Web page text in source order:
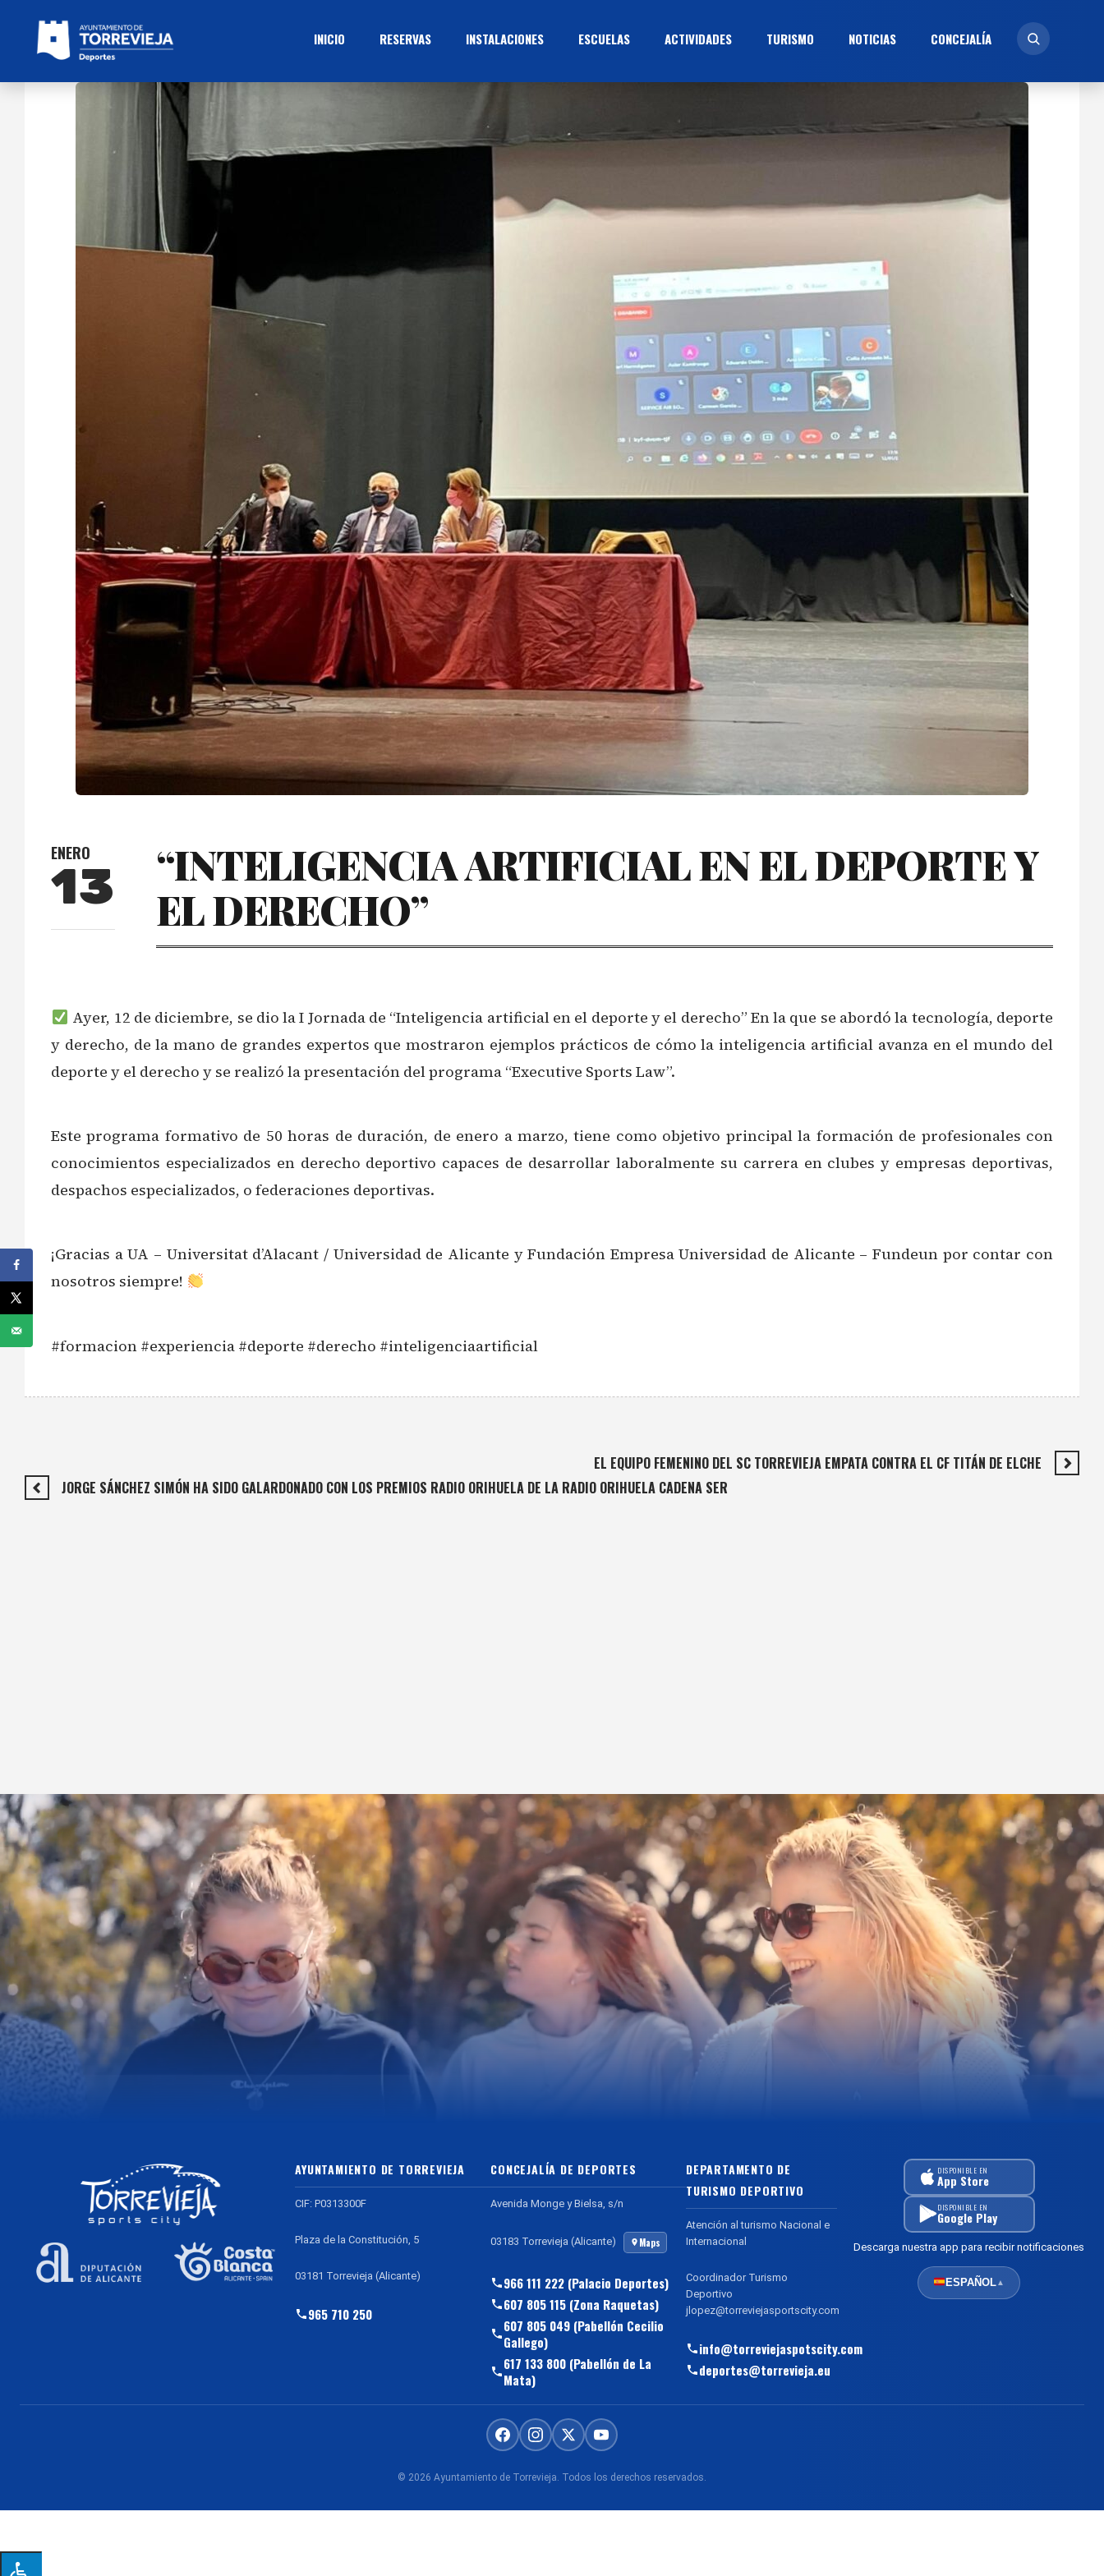
INICIO RESERVAS INSTALACIONES ESCUELAS ACTIVIDADES TURISMO NOTICIAS CONCEJALÍ­A
ENERO
13
“INTELIGENCIA ARTIFICIAL EN EL DEPORTE Y
EL DERECHO”
Ayer, 12 de diciembre, se dio la I Jornada de “Inteligencia artificial en el deporte y el derecho” En la que se abordó la tecnología, deporte
y derecho, de la mano de grandes expertos que mostraron ejemplos prácticos de cómo la inteligencia artificial avanza en el mundo del
deporte y el derecho y se realizó la presentación del programa “Executive Sports Law”.
Este programa formativo de 50 horas de duración, de enero a marzo, tiene como objetivo principal la formación de profesionales con
conocimientos especializados en derecho deportivo capaces de desarrollar laboralmente su carrera en clubes y empresas deportivas,
despachos especializados, o federaciones deportivas.
¡Gracias a UA – Universitat d’Alacant / Universidad de Alicante y Fundación Empresa Universidad de Alicante – Fundeun por contar con
nosotros siempre!
#formacion #experiencia #deporte #derecho #inteligenciaartificial
EL EQUIPO FEMENINO DEL SC TORREVIEJA EMPATA CONTRA EL CF TITÁN DE ELCHE
JORGE SÁNCHEZ SIMÓN HA SIDO GALARDONADO CON LOS PREMIOS RADIO ORIHUELA DE LA RADIO ORIHUELA CADENA SER
AYUNTAMIENTO DE TORREVIEJA
CIF: P0313300F
Plaza de la Constitución, 5
03181 Torrevieja (Alicante)
965 710 250
CONCEJALÍA DE DEPORTES
Avenida Monge y Bielsa, s/n
03183 Torrevieja (Alicante) Maps
966 111 222 (Palacio Deportes)
607 805 115 (Zona Raquetas)
607 805 049 (Pabellón Cecilio
Gallego)
617 133 800 (Pabellón de La
Mata)
DEPARTAMENTO DE
TURISMO DEPORTIVO
Atención al turismo Nacional e
Internacional
Coordinador Turismo
Deportivo
jlopez@torreviejasportscity.com
info@torreviejaspotscity.com
deportes@torrevieja.eu
DISPONIBLE EN
App Store
DISPONIBLE EN
Google Play
Descarga nuestra app para recibir notificaciones
ESPAÑOL▲
© 2026 Ayuntamiento de Torrevieja. Todos los derechos reservados.